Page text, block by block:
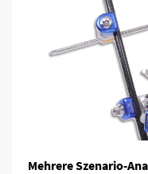
Mehrere Szenario-